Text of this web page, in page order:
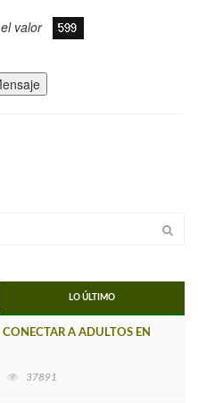
valor
LO ÚLTIMO
A ADULTOS EN
37891